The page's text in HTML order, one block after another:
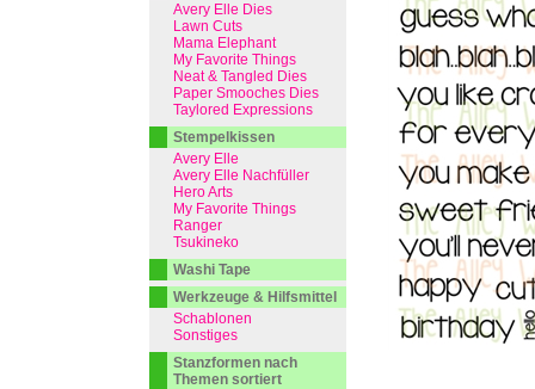
Avery Elle Dies
Lawn Cuts
Mama Elephant
My Favorite Things
Neat & Tangled Dies
Paper Smooches Dies
Taylored Expressions
Stempelkissen
Avery Elle
Avery Elle Nachfüller
Hero Arts
My Favorite Things
Ranger
Tsukineko
Washi Tape
Werkzeuge & Hilfsmittel
Schablonen
Sonstiges
Stanzformen nach
Themen sortiert